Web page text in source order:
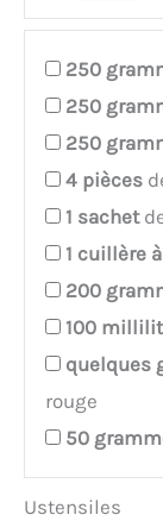
250
250
250
4 pièces
1 sachet
1 cuillère
200
100
quelques
rouge
50
Ustensiles